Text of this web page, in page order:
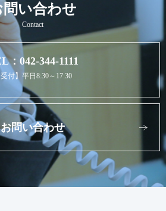
問い合わせ
Contact
：042-344-1111
受付】平日8:30～17:30
お問い合わせ